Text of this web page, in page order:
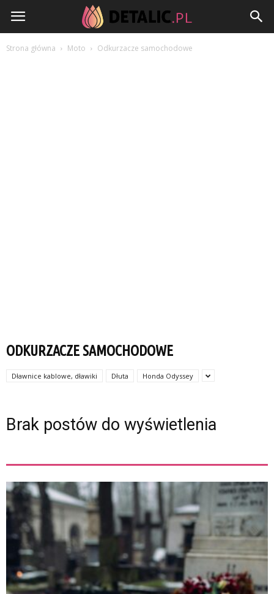
Detalic.pl
Strona główna Moto Odkurzacze samochodowe
ODKURZACZE SAMOCHODOWE
Dławnice kablowe, dławiki Dłuta Honda Odyssey
Brak postów do wyświetlenia